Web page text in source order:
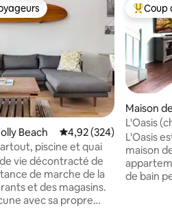
Beach Évaluation moyenne
4,92 (324)
piscine et quai
vie décontracté de
de marche de la
et des magasins.
avec sa propre
Coups
Coup
Maison
L'Oasis
5
L'Oasis
maison
de bain